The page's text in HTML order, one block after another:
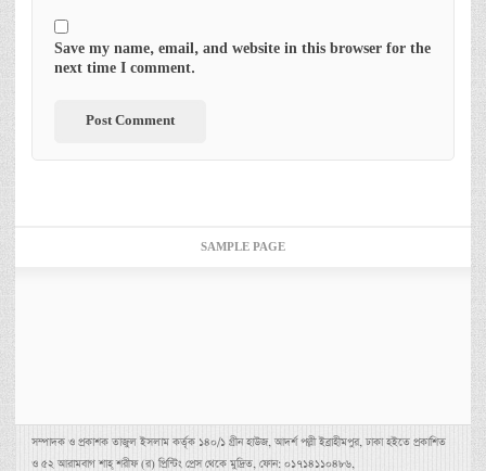
Save my name, email, and website in this browser for the
next time I comment.
SAMPLE PAGE
সম্পাদক ও প্রকাশক তাজুল ইসলাম কর্তৃক ১৪০/১ গ্রীন হাউজ, আদর্শ পল্লী ইব্রাহীমপুর, ঢাকা হইতে প্রকাশিত
ও ৫২ আরামবাগ শাহ্ শরীফ (র) প্রিন্টিং প্রেস থেকে মুদ্রিত, ফোন: ০১৭১৪১১০৪৮৬,